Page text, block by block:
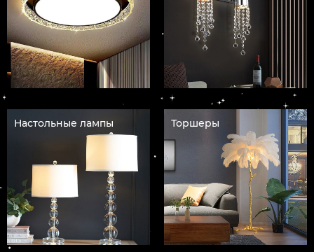
Настольные лампы Торшеры